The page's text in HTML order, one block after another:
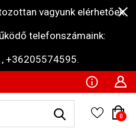
vagyunk elérhetőek
telefonszámaink:
+36205574595.
0